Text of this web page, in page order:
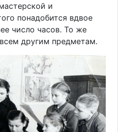
и
понадобится вдвое
число часов. То же
другим предметам.